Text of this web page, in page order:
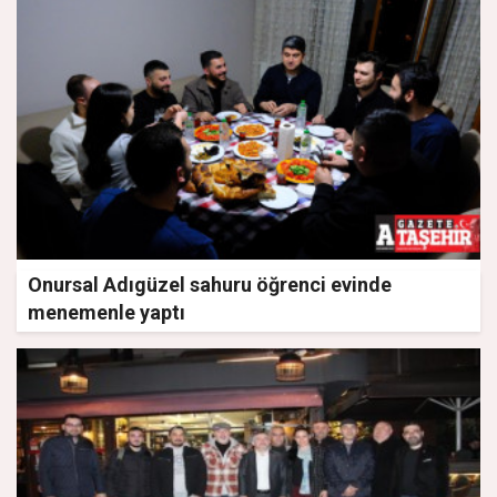
Onursal Adıgüzel sahuru öğrenci evinde
menemenle yaptı